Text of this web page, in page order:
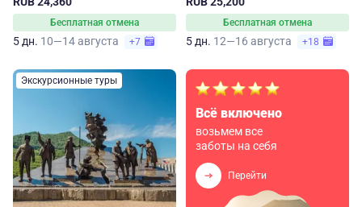
Бесплатная отмена
5 дн. 10—14 августа +7
Бесплатная отмена
5 дн. 12—16 августа +18
Экскурсионные туры
Всё включено
возьмем все
заботы на себя
Перейти